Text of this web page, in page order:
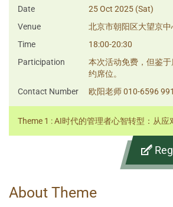
Date
25 Oct 2025 (Sat)
Venue
北京市朝阳区大望京
Time
18:00-20:30
Participation
本次活动免费，但鉴
约席位。
Contact Number
欧阳老师 010-6596
Theme 1 : AI时代的管理者心智转型：从应
About Theme